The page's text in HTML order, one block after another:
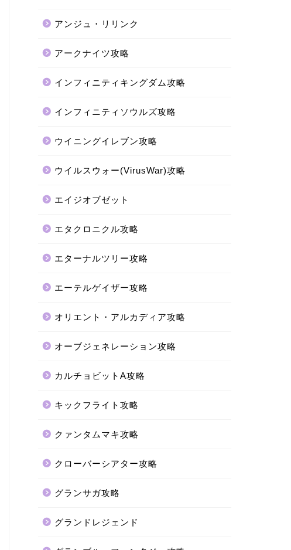
アンジュ・リリンク
アークナイツ攻略
インフィニティキングダム攻略
インフィニティソウルズ攻略
ウイニングイレブン攻略
ウイルスウォー(VirusWar)攻略
エイジオブゼット
エタクロニクル攻略
エターナルツリー攻略
エーテルゲイザー攻略
オリエント・アルカディア攻略
オーブジェネレーション攻略
カルチョビットA攻略
キックフライト攻略
クァンタムマキ攻略
クローバーシアター攻略
グランサガ攻略
グランドレジェンド